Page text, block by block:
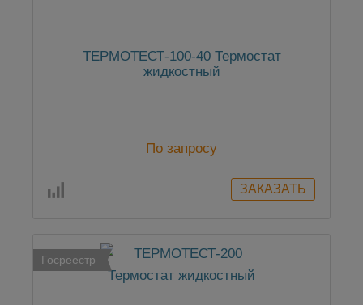
ТЕРМОТЕСТ-100-40 Термостат
жидкостный
По запросу
Госреестр